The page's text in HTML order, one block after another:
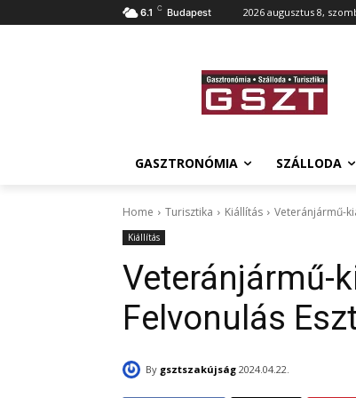
6.1 C Budapest 2026 augusztus 8,
GASZTRONÓMIA SZÁLLODA
Home Turisztika Kiállítás Veteránjármű-
Kiállítás
Veteránjármű-
Felvonulás
By gsztszakújság 2024.04.22.